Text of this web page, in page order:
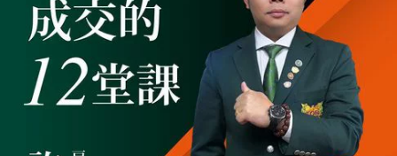
居家生活 3C家電 運動休閒 親子玩具
女裝 男裝 化妝保養 情趣用品